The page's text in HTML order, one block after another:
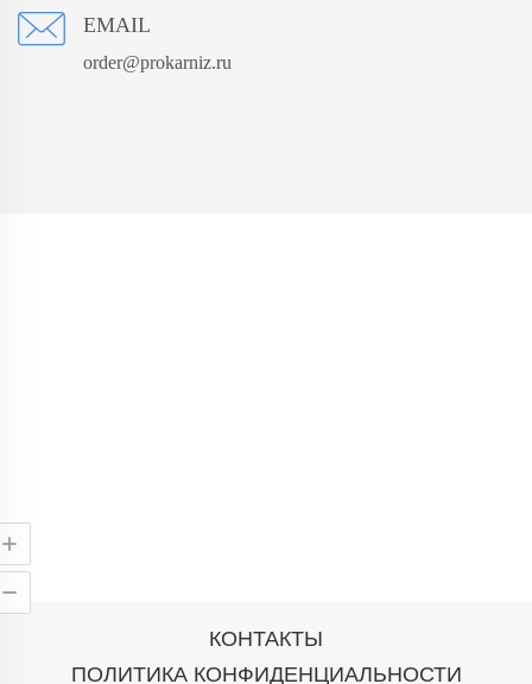
EMAIL
order@prokarniz.ru
КОНТАКТЫ
ПОЛИТИКА КОНФИДЕНЦИАЛЬНОСТИ